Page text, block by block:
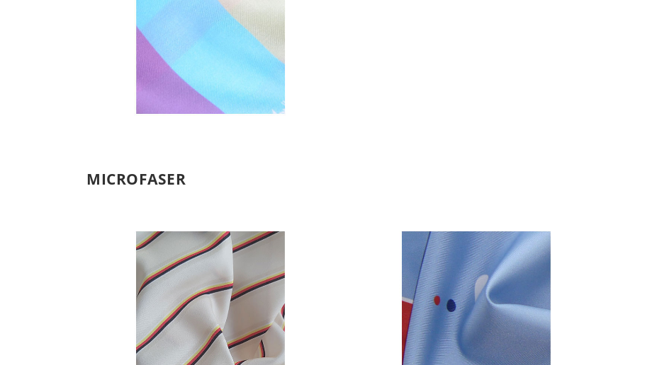
VISKOSE-TWILL
MICROFASER
MICROFASER-CREPE
Microfaser
MICROFASER-TWILL
Microfaser